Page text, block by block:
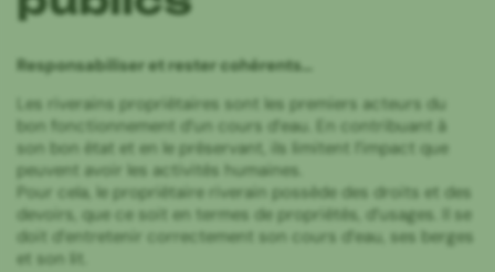
Responsabiliser et rester cohérents…
Les riverains propriétaires sont les premiers acteurs du
bon fonctionnement d’un cours d’eau. En contribuant à
son bon état et en le préservant, ils limitent l’impact que
peuvent avoir les activités humaines.
Pour cela, le propriétaire riverain possède des droits et des
devoirs, que ce soit en termes de propriétés, d’usages. Il se
doit d’entretenir correctement son cours d’eau, ses berges
et son lit.